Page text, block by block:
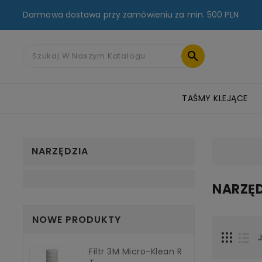
Darmowa dostawa przy zamówieniu za min. 500 PLN

TAŚMY KLEJĄCE
NARZĘDZIA
NOWE PRODUKTY
Filtr 3M Micro-Klean R